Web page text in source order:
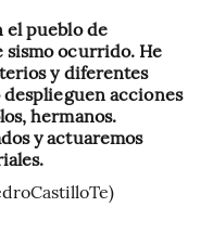
el pueblo de
sismo ocurrido. He
y diferentes
acciones
hermanos.
y actuaremos